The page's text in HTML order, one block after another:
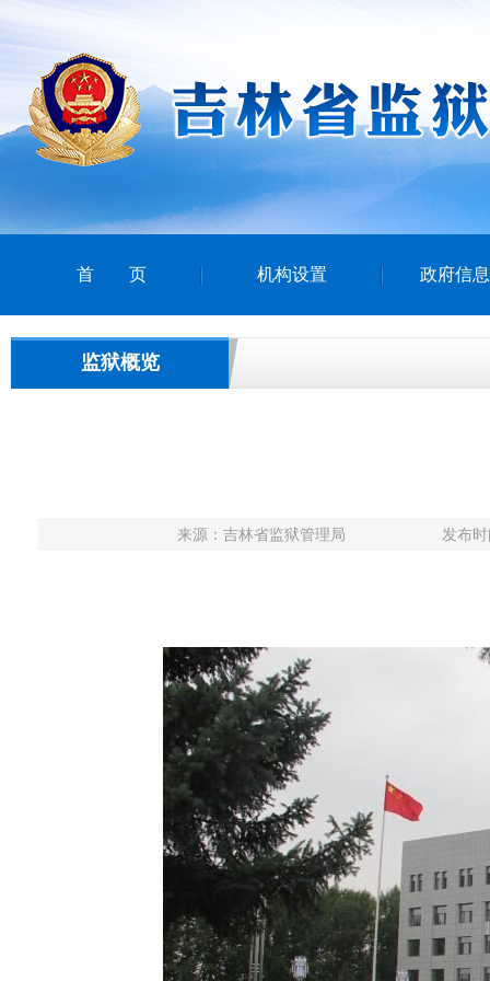
首页 机构设置 政府信
监狱概览
来源：吉林省监狱管理局 发布